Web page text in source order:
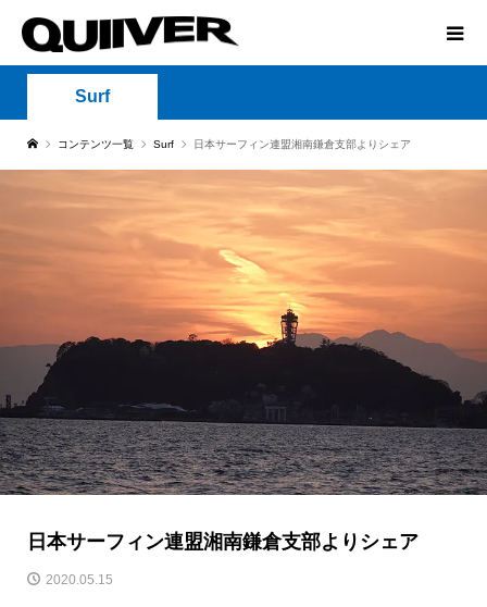
Surf
コンテンツ一覧 Surf 日本サーフィン連盟湘南鎌倉支部よりシェア
日本サーフィン連盟湘南鎌倉支部よりシェア
2020.05.15